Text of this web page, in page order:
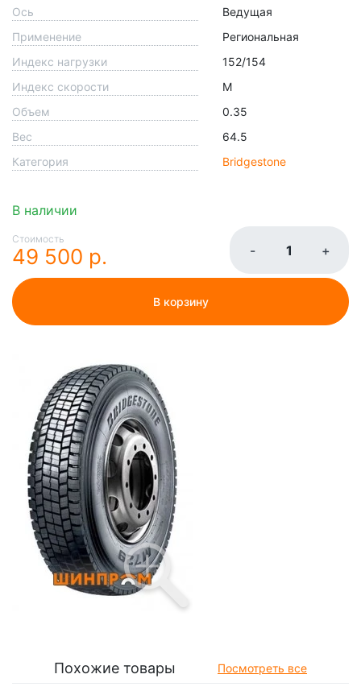
Ось
Ведущая
Применение
Региональная
Индекс нагрузки
152/154
Индекс скорости
M
Объем
0.35
Вес
64.5
Категория
Bridgestone
В наличии
Стоимость
49 500 р. - +
В корзину
Похожие товары Посмотреть все